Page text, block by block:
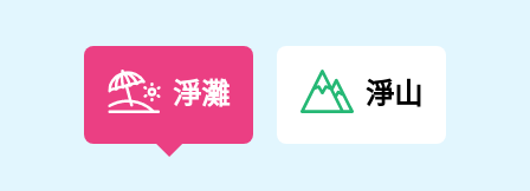
淨灘 淨山